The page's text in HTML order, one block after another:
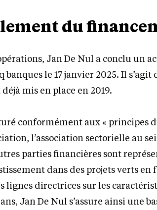
du
Jan De Nul a conclu un
le 17 janvier 2025. Il
mis en place en 2019.
conformément aux « principes
l’association sectorielle au
parties financières sont
dans des projets verts en
lignes directrices sur les
Jan De Nul s’assure ainsi une